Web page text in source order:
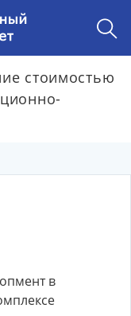
стоимостью
в